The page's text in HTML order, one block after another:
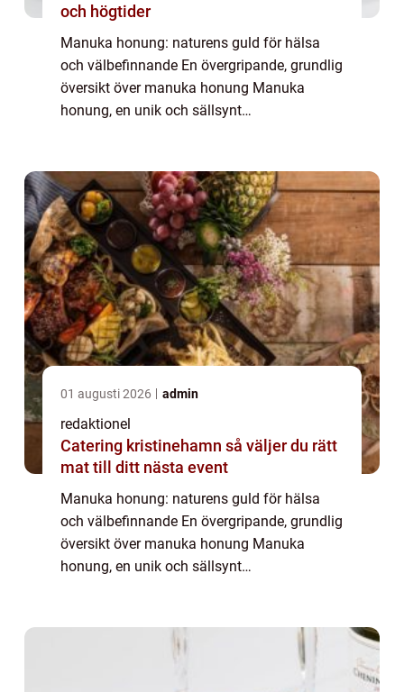
och högtider
Manuka honung: naturens guld för hälsa
och välbefinnande En övergripande, grundlig
översikt över manuka honung Manuka
honung, en unik och sällsynt
världen. Dess disti...
01 augusti 2026 admin
redaktionel
Catering kristinehamn så väljer du rätt
mat till ditt nästa event
Manuka honung: naturens guld för hälsa
och välbefinnande En övergripande, grundlig
översikt över manuka honung Manuka
honung, en unik och sällsynt
världen. Dess disti...